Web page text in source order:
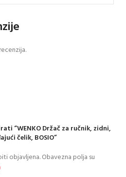
“WENKO Držač za ručnik, zidni,
čelik, BOSIO”
objavljena.Obavezna polja su